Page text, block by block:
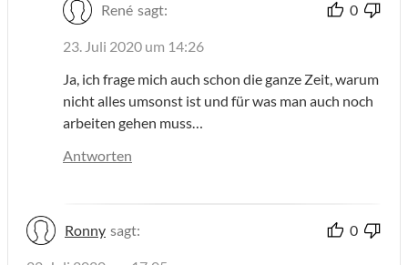
René sagt: 0
23. Juli 2020 um 14:26
Ja, ich frage mich auch schon die ganze Zeit, warum
nicht alles umsonst ist und für was man auch noch
arbeiten gehen muss…
Antworten
Ronny sagt: 0